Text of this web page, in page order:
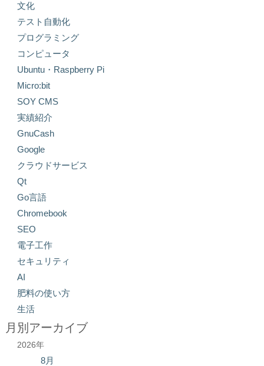
文化
テスト自動化
プログラミング
コンピュータ
Ubuntu・Raspberry Pi
Micro:bit
SOY CMS
実績紹介
GnuCash
Google
クラウドサービス
Qt
Go言語
Chromebook
SEO
電子工作
セキュリティ
AI
肥料の使い方
生活
月別アーカイブ
2026年
8月